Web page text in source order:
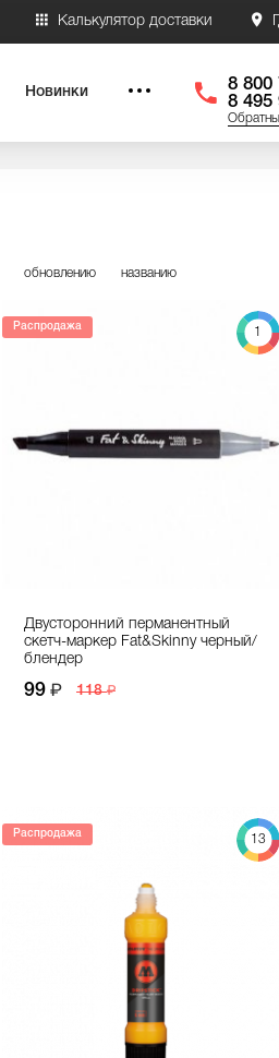
Калькулятор доставки
Новинки
8 800
8 495
обновлению названию
1
Распродажа
Двусторонний перманентный
скетч-маркер Fat&Skinny черный/
блендер
99 118
13
Распродажа